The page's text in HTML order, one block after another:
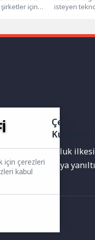
için
isteyen
haberler doğruluk
veya
Çerez
Kullanımı
için çerezleri
kabul